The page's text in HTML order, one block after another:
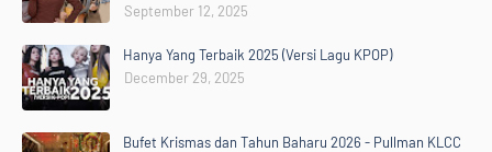
September 12, 2025
Hanya Yang Terbaik 2025 (Versi Lagu KPOP)
December 29, 2025
Bufet Krismas dan Tahun Baharu 2026 - Pullman KLCC